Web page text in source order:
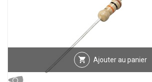
Ajouter au panier